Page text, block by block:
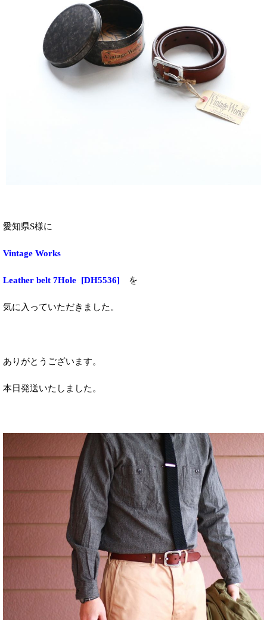
愛知県S様に
Vintage Works
Leather belt 7Hole [DH5536] を
気に入っていただきました。
ありがとうございます。
本日発送いたし ました。